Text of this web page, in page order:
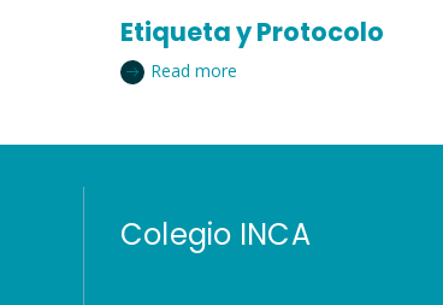
Etiqueta y Protocolo
Read more
Colegio INCA